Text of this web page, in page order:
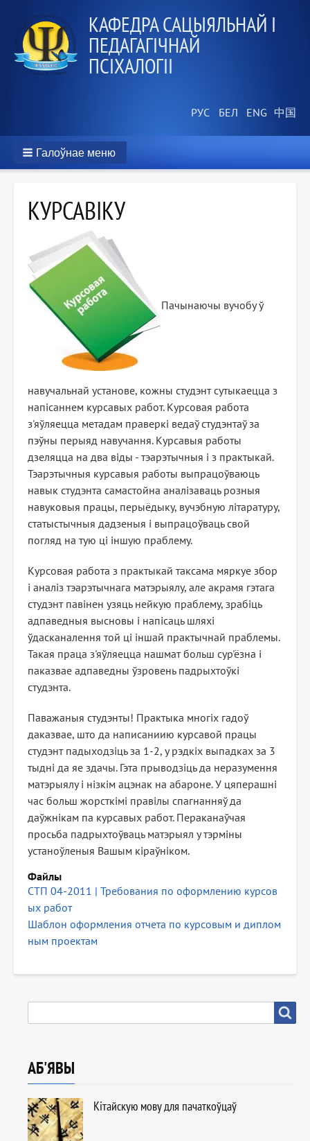
КАФЕДРА САЦЫЯЛЬНАЙ І
ПЕДАГАГІЧНАЙ
ПСІХАЛОГІІ
Галоўнае меню
КУРСАВІКУ
Пачынаючы вучобу ў
навучальнай установе, кожны студэнт сутыкаецца з
напісаннем курсавых работ. Курсовая работа
з'яўляецца метадам праверкі ведаў студэнтаў за
пэўны перыяд навучання. Курсавыя работы
дзеляцца на два віды - тэарэтычныя і з практыкай.
Тэарэтычныя курсавыя работы выпрацоўваюць
навык студэнта самастойна аналізаваць розныя
навуковыя працы, перыёдыку, вучэбную літаратуру,
статыстычныя дадзеныя і выпрацоўваць свой
погляд на тую ці іншую праблему.
Курсовая работа з практыкай таксама мяркуе збор
і аналіз тэарэтычнага матэрыялу, але акрамя гэтага
студэнт павінен узяць нейкую праблему, зрабіць
адпаведныя высновы і напісаць шляхі
ўдасканалення той ці іншай практычнай праблемы.
Такая праца з'яўляецца нашмат больш сур'ёзна і
паказвае адпаведны ўзровень падрыхтоўкі
студэнта.
Паважаныя студэнты! Практыка многіх гадоў
даказвае, што да написаниию курсавой працы
студэнт падыходзіць за 1-2, у рэдкіх выпадках за 3
тыдні да яе здачы. Гэта прыводзіць да неразумення
матэрыялу і нізкім ацэнак на абароне. У цяперашні
час больш жорсткімі правілы спагнанняў да
даўжнікам па курсавых работ. Пераканаўчая
просьба падрыхтоўваць матэрыял у тэрміны
устаноўленыя Вашым кіраўніком.
Файлы
СТП 04-2011 | Требования по оформлению курсов
ых работ
Шаблон оформления отчета по курсовым и диплом
ным проектам
АБ'ЯВЫ
Кітайскую мову для пачаткоўцаў